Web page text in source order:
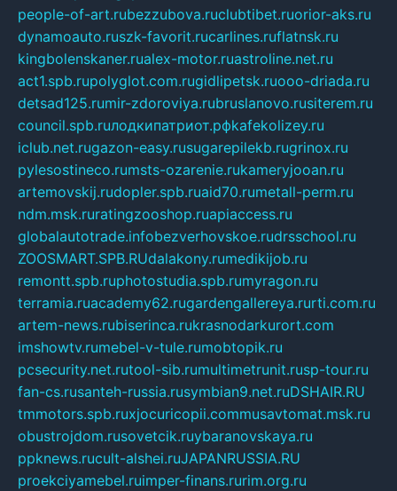
people-of-art.rubezzubova.ruclubtibet.ruorior-aks.ru
dynamoauto.ruszk-favorit.rucarlines.ruflatnsk.ru
kingbolenskaner.rualex-motor.ruastroline.net.ru
act1.spb.rupolyglot.com.rugidlipetsk.ruooo-driada.ru
detsad125.rumir-zdoroviya.rubruslanovo.rusiterem.ru
council.spb.ruлодкипатриот.рфkafekolizey.ru
iclub.net.rugazon-easy.rusugarepilekb.rugrinox.ru
pylesostineco.rumsts-ozarenie.rukameryjooan.ru
artemovskij.rudopler.spb.ruaid70.rumetall-perm.ru
ndm.msk.ruratingzooshop.ruapiaccess.ru
globalautotrade.infobezverhovskoe.rudrsschool.ru
ZOOSMART.SPB.RUdalakony.rumedikijob.ru
remontt.spb.ruphotostudia.spb.rumyragon.ru
terramia.ruacademy62.rugardengallereya.rurti.com.ru
artem-news.rubiserinca.rukrasnodarkurort.com
imshowtv.rumebel-v-tule.rumobtopik.ru
pcsecurity.net.rutool-sib.rumultimetrunit.rusp-tour.ru
fan-cs.rusanteh-russia.rusymbian9.net.ruDSHAIR.RU
tmmotors.spb.ruxjocuricopii.commusavtomat.msk.ru
obustrojdom.rusovetcik.ruybaranovskaya.ru
ppknews.rucult-alshei.ruJAPANRUSSIA.RU
proekciyamebel.ruimper-finans.rurim.org.ru